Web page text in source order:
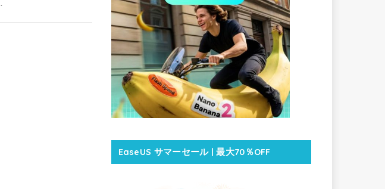
EaseUS サマーセール | 最大70％OFF